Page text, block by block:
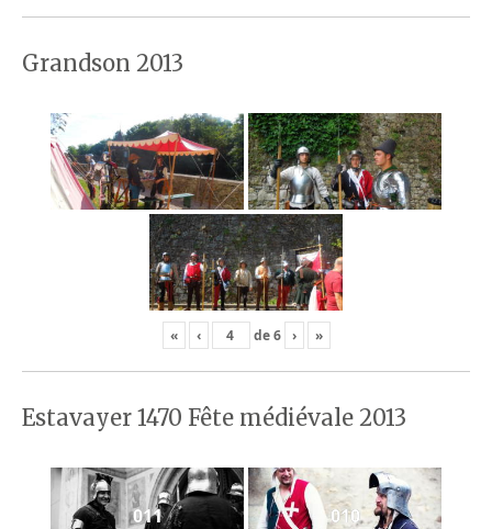
Grandson 2013
« ‹ de6 › »
Estavayer 1470 Fête médiévale 2013
011 010